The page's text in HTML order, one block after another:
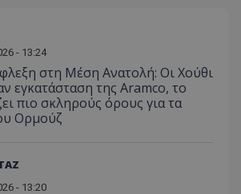
- 13:24
στη Μέση Ανατολή: Οι Χούθι
εγκατάσταση της Aramco, το
πιο σκληρούς όρους για τα
Ορμούζ
- 13:20